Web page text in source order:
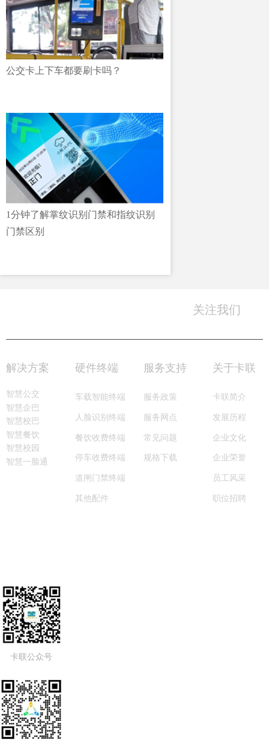
公交卡上下车都要刷卡吗？
1分钟了解掌纹识别门禁和指纹识别
门禁区别
关注我们
智慧公交
智慧企巴
智慧校巴
智慧餐饮
智慧校园
智慧一脸通
解决方案 硬件终端
车载智能终端
人脸识别终端
餐饮收费终端
停车收费终端
道闸门禁终端
其他配件
服务支持
服务政策
服务网点
常见问题
规格下载
关于卡联
卡联简介
发展历程
企业文化
企业荣誉
员工风采
职位招聘
卡联公众号